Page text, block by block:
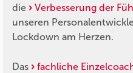
die
Verbesserung der
unseren
Lockdown am Herzen.
Das fachliche